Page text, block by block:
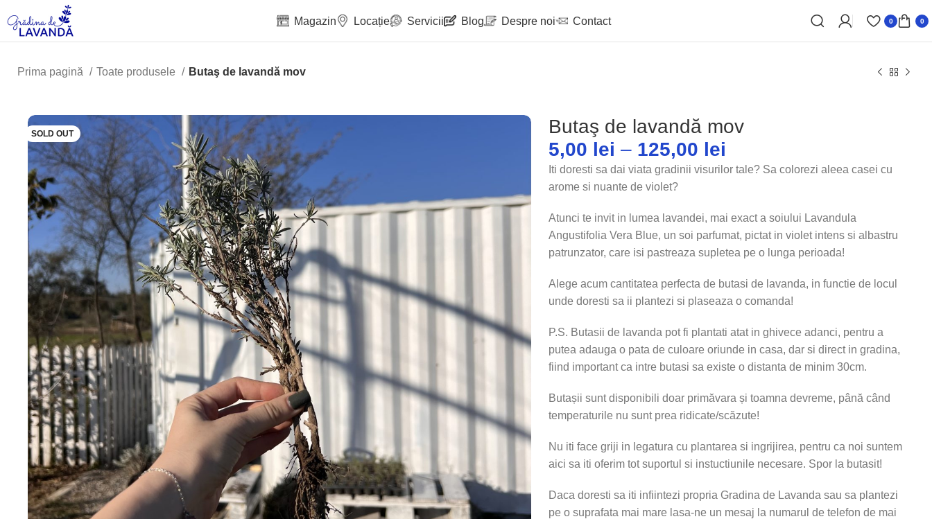
Magazin Locație Servicii Blog Despre noi Contact 0 0
Prima pagină Toate produsele Butaş de lavandă mov
SOLD OUT
Butaş de lavandă mov
5,00 lei – 125,00 lei
Iti doresti sa dai viata gradinii visurilor tale? Sa colorezi aleea casei cu
arome si nuante de violet?
Atunci te invit in lumea lavandei, mai exact a soiului Lavandula
Angustifolia Vera Blue, un soi parfumat, pictat in violet intens si albastru
patrunzator, care isi pastreaza supletea pe o lunga perioada!
Alege acum cantitatea perfecta de butasi de lavanda, in functie de locul
unde doresti sa ii plantezi si plaseaza o comanda!
P.S. Butasii de lavanda pot fi plantati atat in ghivece adanci, pentru a
putea adauga o pata de culoare oriunde in casa, dar si direct in gradina,
fiind important ca intre butasi sa existe o distanta de minim 30cm.
Butașii sunt disponibili doar primăvara și toamna devreme, până când
temperaturile nu sunt prea ridicate/scăzute!
Nu iti face griji in legatura cu plantarea si ingrijirea, pentru ca noi suntem
aici sa iti oferim tot suportul si instuctiunile necesare. Spor la butasit!
Daca doresti sa iti infiintezi propria Gradina de Lavanda sau sa plantezi
pe o suprafata mai mare lasa-ne un mesaj la numarul de telefon de mai